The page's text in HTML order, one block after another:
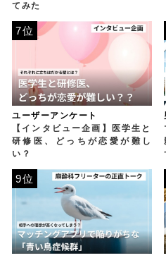
てみた
ユーザーアンケート
【インタビュー企画】医学生と
研修医、どっちが恋愛が難し
い？
7位
9位